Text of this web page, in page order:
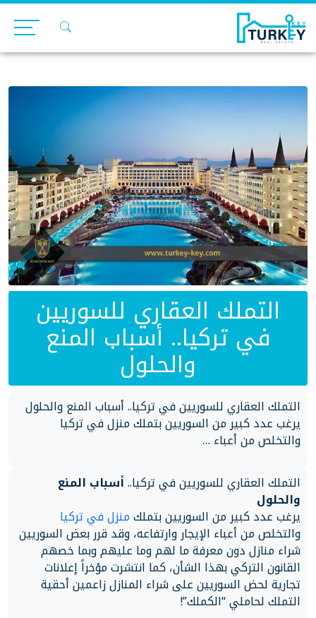
Skip
content
التملك العقاري للسوريين
في تركيا.. أسباب المنع
والحلول
التملك العقاري للسوريين في تركيا.. أسباب المنع والحلول
يرغب عدد كبير من السوريين بتملك منزل في تركيا
والتخلص من أعباء …
التملك العقاري للسوريين في تركيا..أسباب المنع
والحلول
يرغب عدد كبير من السوريين بتملكمنزل في تركيا
والتخلص من أعباء الإيجار وارتفاعه، وقد قرر بعض السوريين
شراء منازل دون معرفة ما لهم وما عليهم وبما خصهم
القانون التركي بهذا الشأن، كما انتشرت مؤخراً إعلانات
تجارية لحض السوريين على شراء المنازل زاعمين أحقية
التملك لحاملي “الكملك”!